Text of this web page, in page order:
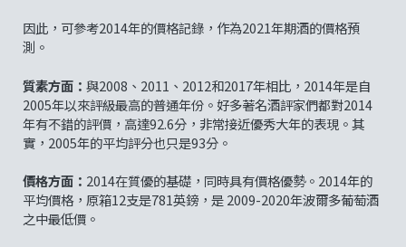
因此，可參考2014年的價格記錄，作為2021年期酒的價格預
測。
質素方面： 與2008、2011、2012和2017年相比，2014年是自
2005年以來評級最高的普通年份。好多著名酒評家們都對2014
年有不錯的評價，高達92.6分，非常接近優秀大年的表現。其
實，2005年的平均評分也只是93分。
價格方面： 2014在質優的基礎，同時具有價格優勢。2014年的
平均價格，原箱12支是781英鎊，是 2009-2020年波爾多葡萄酒
之中最低價。